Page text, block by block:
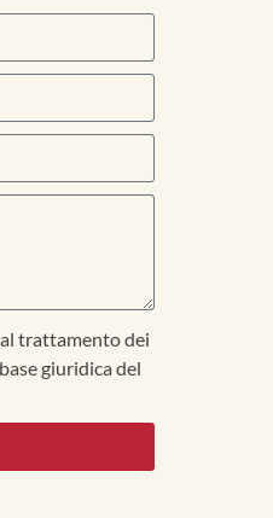
trattamento dei
giuridica del